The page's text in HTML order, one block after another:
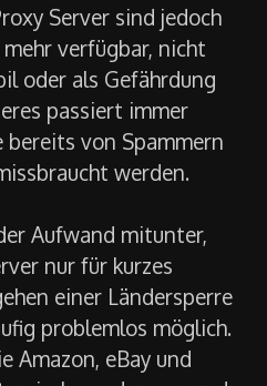
Server sind jedoch
verfügbar, nicht
oder als Gefährdung
passiert immer
bereits von Spammern
werden.
Aufwand mitunter,
nur für kurzes
einer Ländersperre
problemlos möglich.
Amazon, eBay und